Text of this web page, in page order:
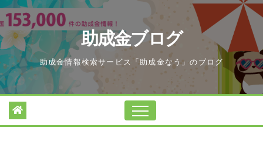
Skip
to
content
助成金ブログ
助成金情報検索サービス「助成金なう」のブログ